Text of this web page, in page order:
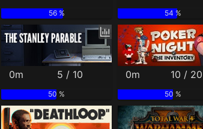
56 % 54 %
0m 5 / 10
50 %
0m 10 / 20
50 %